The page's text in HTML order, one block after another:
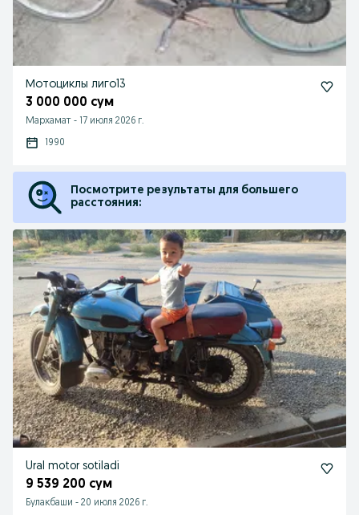
Мотоциклы лиго13
3 000 000 сум
Мархамат - 17 июля 2026 г.
1990
Посмотрите результаты для большего
расстояния:
Ural motor sotiladi
9 539 200 сум
Булакбаши - 20 июля 2026 г.